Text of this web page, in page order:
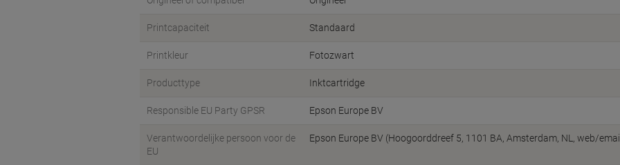
Printcapaciteit Standaard
Printkleur Fotozwart
Producttype Inktcartridge
Responsible EU Party GPSR Epson Europe BV
Verantwoordelijke persoon voor de
EU
Epson Europe BV (Hoogoorddreef 5, 1101 BA, Amsterdam, NL, web/